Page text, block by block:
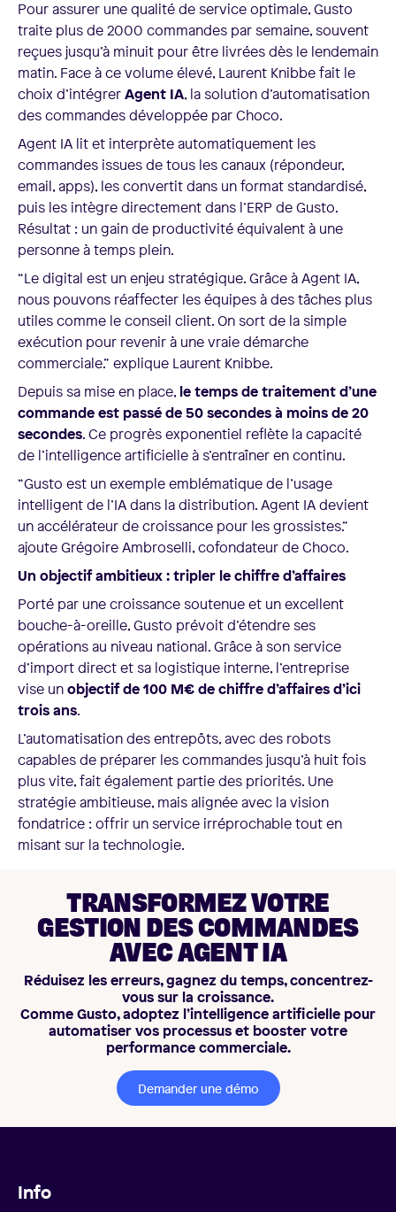
Pour assurer une qualité de service optimale, Gusto
traite plus de 2000 commandes par semaine, souvent
reçues jusqu’à minuit pour être livrées dès le lendemain
matin. Face à ce volume élevé, Laurent Knibbe fait le
choix d’intégrerAgent IA, la solution d’automatisation
des commandes développée par Choco.
Agent IA lit et interprète automatiquement les
commandes issues de tous les canaux (répondeur,
email, apps), les convertit dans un format standardisé,
puis les intègre directement dans l’ERP de Gusto.
Résultat : un gain de productivité équivalent à une
personne à temps plein.
“Le digital est un enjeu stratégique. Grâce à Agent IA,
nous pouvons réaffecter les équipes à des tâches plus
utiles comme le conseil client. On sort de la simple
exécution pour revenir à une vraie démarche
commerciale.” explique Laurent Knibbe.
Depuis sa mise en place, le temps de traitement d’une
commande est passé de 50 secondes à moins de 20
secondes. Ce progrès exponentiel reflète la capacité
de l’intelligence artificielle à s’entraîner en continu.
“Gusto est un exemple emblématique de l’usage
intelligent de l’IA dans la distribution. Agent IA devient
un accélérateur de croissance pour les grossistes.”
ajoute Grégoire Ambroselli, cofondateur de Choco.
Un objectif ambitieux : tripler le chiffre d’affaires
Porté par une croissance soutenue et un excellent
bouche-à-oreille, Gusto prévoit d’étendre ses
opérations au niveau national. Grâce à son service
d’import direct et sa logistique interne, l’entreprise
vise unobjectif de 100 M€ de chiffre d’affaires d’ici
trois ans.
L’automatisation des entrepôts, avec des robots
capables de préparer les commandes jusqu’à huit fois
plus vite, fait également partie des priorités. Une
stratégie ambitieuse, mais alignée avec la vision
fondatrice : offrir un service irréprochable tout en
misant sur la technologie.
TRANSFORMEZ VOTRE
GESTION DES COMMANDES
AVEC AGENT IA
Réduisez les erreurs, gagnez du temps, concentrez-
vous sur la croissance.
Comme Gusto, adoptez l’intelligence artificielle pour
automatiser vos processus et booster votre
performance commerciale.
Demander une démo
Info